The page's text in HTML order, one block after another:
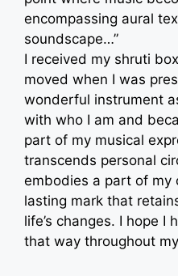
encompassing aural
soundscape…”
I received my shruti
moved when I was
wonderful instrument
with who I am and
part of my musical
transcends personal
embodies a part of my
lasting mark that
life’s changes. I hope I
that way throughout